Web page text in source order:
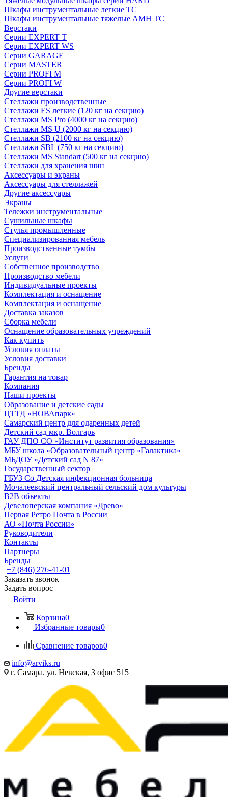
Шкафы инструментальные легкие ТС
Шкафы инструментальные тяжелые AMH TC
Верстаки
Серии EXPERT T
Серии EXPERT WS
Серии GARAGE
Серии MASTER
Серии PROFI M
Серии PROFI W
Другие верстаки
Стеллажи производственные
Стеллажи ES легкие (120 кг на секцию)
Стеллажи MS Pro (4000 кг на секцию)
Стеллажи MS U (2000 кг на секцию)
Стеллажи SB (2100 кг на секцию)
Стеллажи SBL (750 кг на секцию)
Стеллажи MS Standart (500 кг на секцию)
Стеллажи для хранения шин
Аксессуары и экраны
Аксессуары для стеллажей
Другие аксессуары
Экраны
Тележки инструментальные
Сушильные шкафы
Стулья промышленные
Специализированная мебель
Производственные тумбы
Услуги
Собственное производство
Производство мебели
Индивидуальные проекты
Комплектация и оснащение
Комплектация и оснащение
Доставка заказов
Сборка мебели
Оснащение образовательных учреждений
Как купить
Условия оплаты
Условия доставки
Бренды
Гарантия на товар
Компания
Наши проекты
Образование и детские сады
ЦТТД «НОВАпарк»
Самарский центр для одаренных детей
Детский сад мкр. Волгарь
ГАУ ДПО СО «Институт развития образования»
МБУ школа «Образовательный центр «Галактика»
МБДОУ «Детский сад N 87»
Государственный сектор
ГБУЗ Со Детская инфекционная больница
Мочалеевский центральный сельский дом культуры
B2B объекты
Девелоперская компания «Древо»
Первая Ретро Почта в России
АО «Почта России»
Руководители
Контакты
Партнеры
Бренды
+7 (846) 276-41-01
Заказать звонок
Задать вопрос
Войти
Корзина0
Избранные товары0
Сравнение товаров0
info@arviks.ru
г. Самара. ул. Невская, 3 офис 515